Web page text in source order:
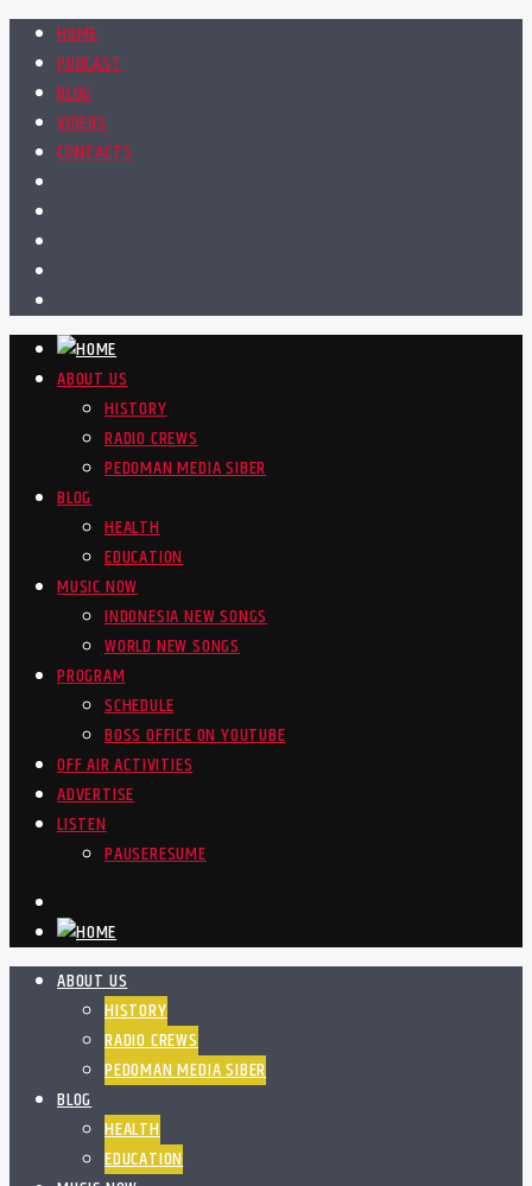
HOME
PODCAST
BLOG
VIDEOS
CONTACTS
ABOUT US
HISTORY
RADIO CREWS
PEDOMAN MEDIA SIBER
BLOG
HEALTH
EDUCATION
MUSIC NOW
INDONESIA NEW SONGS
WORLD NEW SONGS
PROGRAM
SCHEDULE
BOSS OFFICE ON YOUTUBE
OFF AIR ACTIVITIES
ADVERTISE
LISTEN
PAUSERESUME
ABOUT US
HISTORY
RADIO CREWS
PEDOMAN MEDIA SIBER
BLOG
HEALTH
EDUCATION